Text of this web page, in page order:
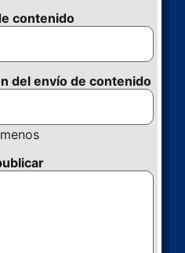
contenido
del envío de contenido